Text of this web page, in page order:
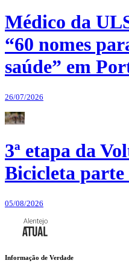
Médico da
“60 nomes
saúde” em
26/07/2026
3ª etapa da
Bicicleta parte
05/08/2026
Informação de Verdade